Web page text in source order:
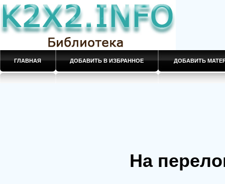
ГЛАВНАЯ ДОБАВИТЬ В ИЗБРАННОЕ ДОБАВИТЬ
На